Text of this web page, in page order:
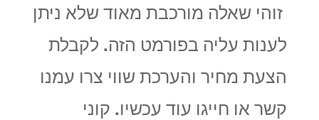
זוהי שאלה מורכבת מאוד שלא ניתן
לענות עליה בפורמט הזה. לקבלת
הצעת מחיר והערכת שווי צרו עמנו
קשר או חייגו עוד עכשיו. קוני